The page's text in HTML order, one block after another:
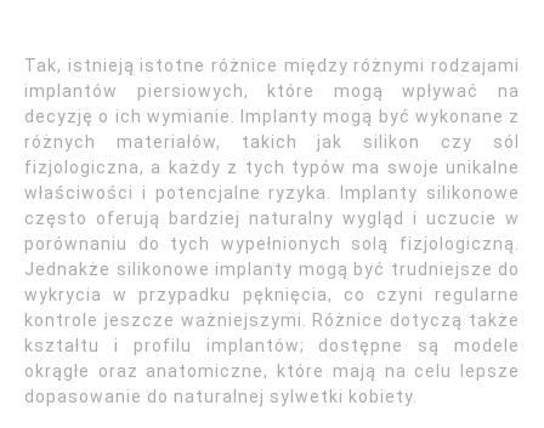
Tak, istnieją istotne różnice między różnymi rodzajami
implantów piersiowych, które mogą wpływać na
decyzję o ich wymianie. Implanty mogą być wykonane z
różnych materiałów, takich jak silikon czy sól
fizjologiczna, a każdy z tych typów ma swoje unikalne
właściwości i potencjalne ryzyka. Implanty silikonowe
często oferują bardziej naturalny wygląd i uczucie w
porównaniu do tych wypełnionych solą fizjologiczną.
Jednakże silikonowe implanty mogą być trudniejsze do
wykrycia w przypadku pęknięcia, co czyni regularne
kontrole jeszcze ważniejszymi. Różnice dotyczą także
kształtu i profilu implantów; dostępne są modele
okrągłe oraz anatomiczne, które mają na celu lepsze
dopasowanie do naturalnej sylwetki kobiety.